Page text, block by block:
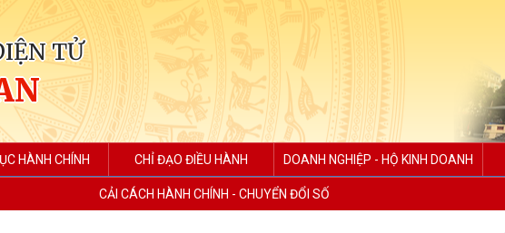
TỬ
HÀNH CHÍNH CHỈ ĐẠO ĐIỀU HÀNH DOANH NGHIỆP - HỘ KINH DOANH
CẢI CÁCH HÀNH CHÍNH - CHUYỂN ĐỔI SỐ